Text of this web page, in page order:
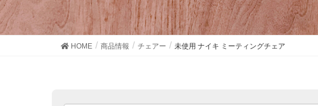
HOME 商品情報 チェアー 未使用 ナイキ ミーティングチェア